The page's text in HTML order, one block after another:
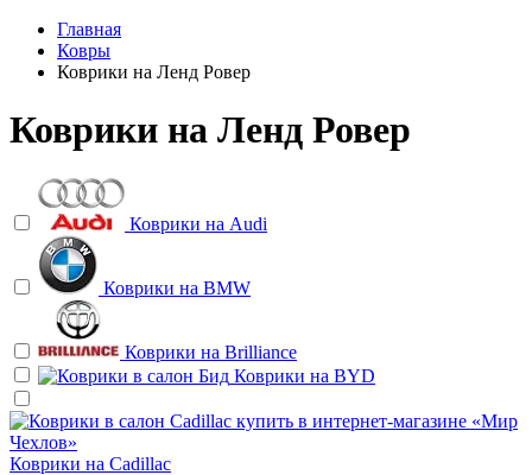
Главная
Ковры
Коврики на Ленд Ровер
Коврики на Ленд Ровер
Коврики на Audi
Коврики на BMW
Коврики на Brilliance
Коврики на BYD
Коврики на Cadillac